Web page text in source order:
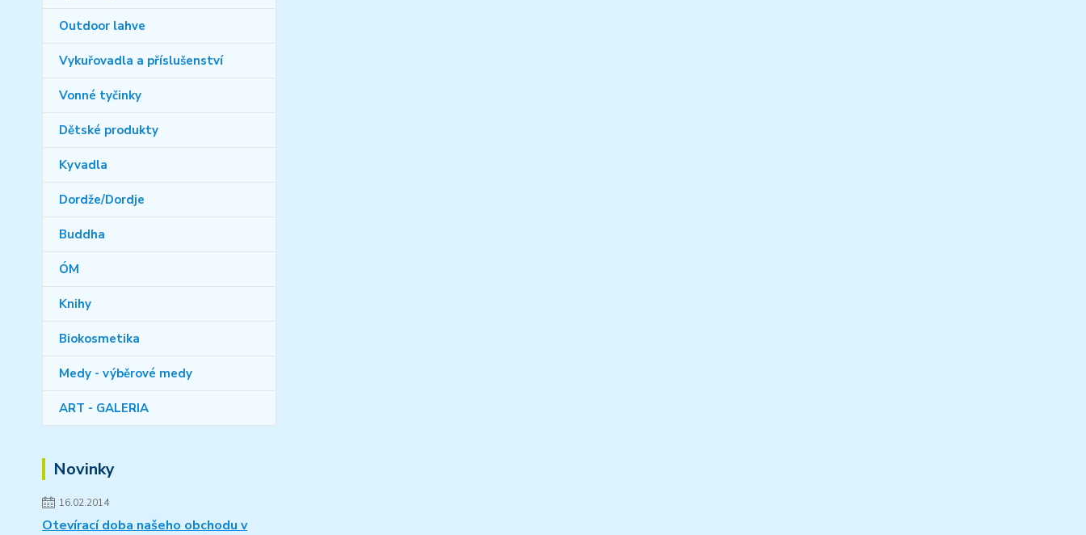
Outdoor lahve
Vykuřovadla a příslušenství
Vonné tyčinky
Dětské produkty
Kyvadla
Dordže/Dordje
Buddha
ÓM
Knihy
Biokosmetika
Medy - výběrové medy
ART - GALERIA
Novinky
16.02.2014
Otevírací doba našeho obchodu v